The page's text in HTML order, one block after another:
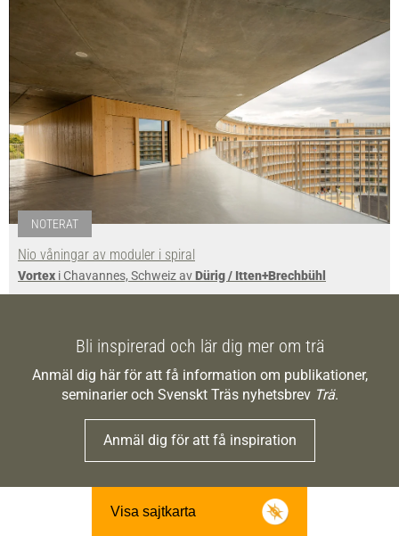
NOTERAT
Nio våningar av moduler i spiral
Vortex i Chavannes, Schweiz avDürig / Itten+Brechbühl
Bli inspirerad och lär dig mer om trä
Anmäl dig här för att få information om publikationer,
seminarier och Svenskt Träs nyhetsbrev Trä.
Anmäl dig för att få inspiration
Visa sajtkarta